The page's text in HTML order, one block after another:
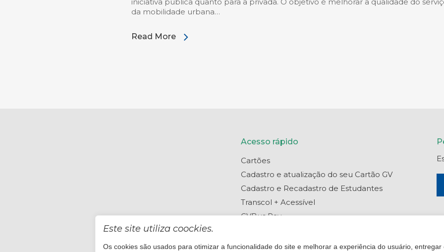
da mobilidade urbana…
Read More
Acesso rápido
Cartões
Cadastro e atualização do seu Cartão GV
Cadastro e Recadastro de Estudantes
Transcol + Acessível
GVBus Pay
Central de Ajuda
Este site utiliza coockies.
Os cookies são usados para otimizar a funcionalidade do site e melhorar a experiência do usuário,